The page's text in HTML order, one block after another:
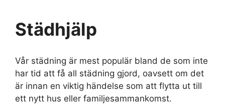
Städhjälp
Vår städning är mest populär bland de som inte
har tid att få all städning gjord, oavsett om det
är innan en viktig händelse som att flytta ut till
ett nytt hus eller familjesammankomst.